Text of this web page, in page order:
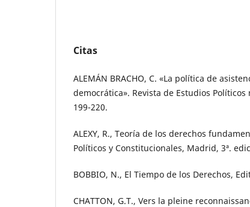
Citas
ALEMÁN BRACHO, C. «La política de
democrática». Revista de Estudios Políticos
199-220.
ALEXY, R., Teoría de los derechos
Políticos y Constitucionales, Madrid, 3ª.
BOBBIO, N., El Tiempo de los Derechos,
CHATTON, G.T., Vers la pleine